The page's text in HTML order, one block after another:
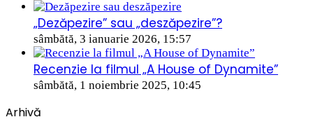
„Dezăpezire” sau „deszăpezire”?
sâmbătă, 3 ianuarie 2026, 15:57
Recenzie la filmul „A House of Dynamite”
sâmbătă, 1 noiembrie 2025, 10:45
Arhivă